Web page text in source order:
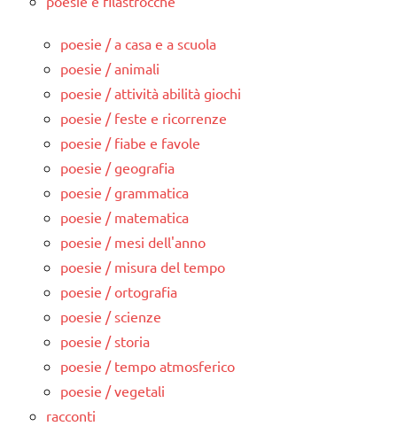
poesie / a casa e a scuola
poesie / animali
poesie / attività abilità giochi
poesie / feste e ricorrenze
poesie / fiabe e favole
poesie / geografia
poesie / grammatica
poesie / matematica
poesie / mesi dell'anno
poesie / misura del tempo
poesie / ortografia
poesie / scienze
poesie / storia
poesie / tempo atmosferico
poesie / vegetali
racconti